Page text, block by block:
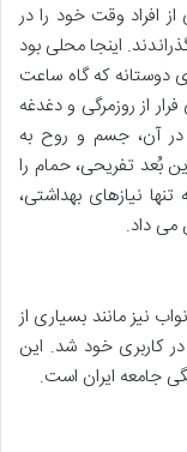
افراد وقت خود را در
اینجا محلی بود
دوستانه که گاه ساعت
از روزمرگی و دغدغه
آن، جسم و روح به
بُعد تفریحی، حمام را
نیازهای بهداشتی،
می داد.
نیز مانند بسیاری از
کاربری خود شد. این
جامعه ایران است.